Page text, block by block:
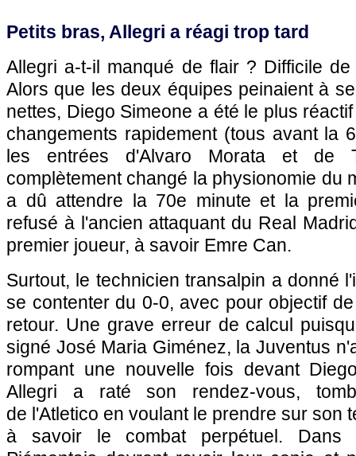
Petits bras, Allegri a réagi trop tard
Allegri a-t-il manqué de flair ? Difficile
Alors que les deux équipes peinaient à
nettes, Diego Simeone a été le plus
changements rapidement (tous avant la
les entrées d'Alvaro Morata et de
complètement changé la physionomie du
a dû attendre la 70e minute et la
refusé à l'ancien attaquant du Real
premier joueur, à savoir Emre Can.
Surtout, le technicien transalpin a donné
se contenter du 0-0, avec pour objectif
retour. Une grave erreur de calcul
signé José Maria Giménez, la Juventus
rompant une nouvelle fois devant
Allegri a raté son rendez-vous,
de l'Atletico en voulant le prendre sur son
à savoir le combat perpétuel. Dans